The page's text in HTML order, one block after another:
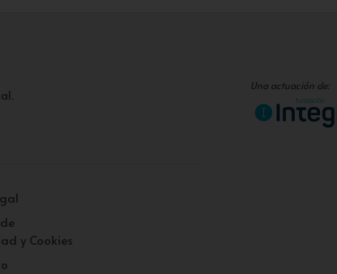
y Cookies
Una actuación de: